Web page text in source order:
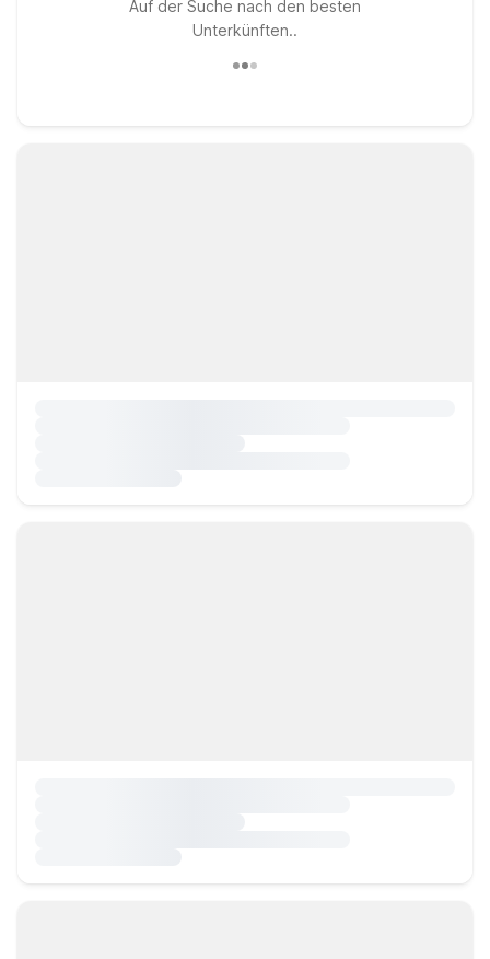
Auf der Suche nach den besten
Unterkünften..